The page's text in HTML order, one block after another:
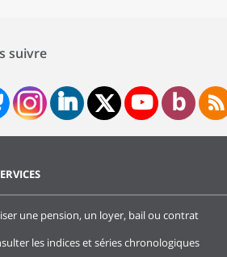
suivre
une pension, un loyer, bail ou contrat
les indices et séries chronologiques